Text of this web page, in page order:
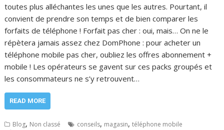
toutes plus alléchantes les unes que les autres. Pourtant, il
convient de prendre son temps et de bien comparer les
forfaits de téléphone ! Forfait pas cher : oui, mais… On ne le
répètera jamais assez chez DomPhone : pour acheter un
téléphone mobile pas cher, oubliez les offres abonnement +
mobile ! Les opérateurs se gavent sur ces packs groupés et
les consommateurs ne s’y retrouvent…
READ MORE
Blog, Non classé conseils, magasin,téléphone mobile